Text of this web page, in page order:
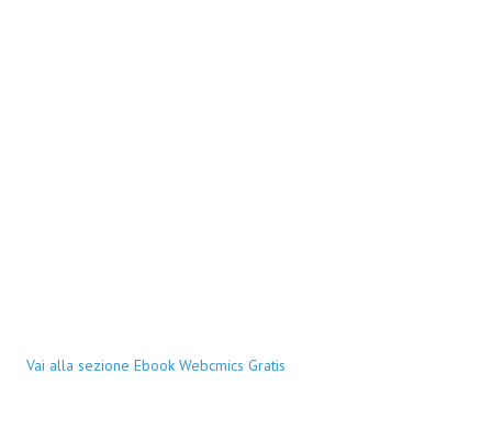
Vai alla sezione Ebook Webcmics Gratis